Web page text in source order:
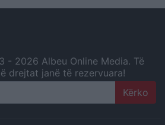
- 2026 Albeu Online Media. Të
drejtat janë të rezervuara!